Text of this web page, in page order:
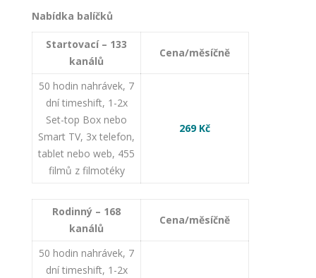
Nabídka balíčků
Startovací – 133
kanálů
Cena/měsíčně
50 hodin nahrávek, 7
dní timeshift, 1-2x
Set-top Box nebo
Smart TV, 3x telefon,
tablet nebo web, 455
filmů z filmotéky
269Kč
Rodinný – 168
kanálů
Cena/měsíčně
50 hodin nahrávek, 7
dní timeshift, 1-2x